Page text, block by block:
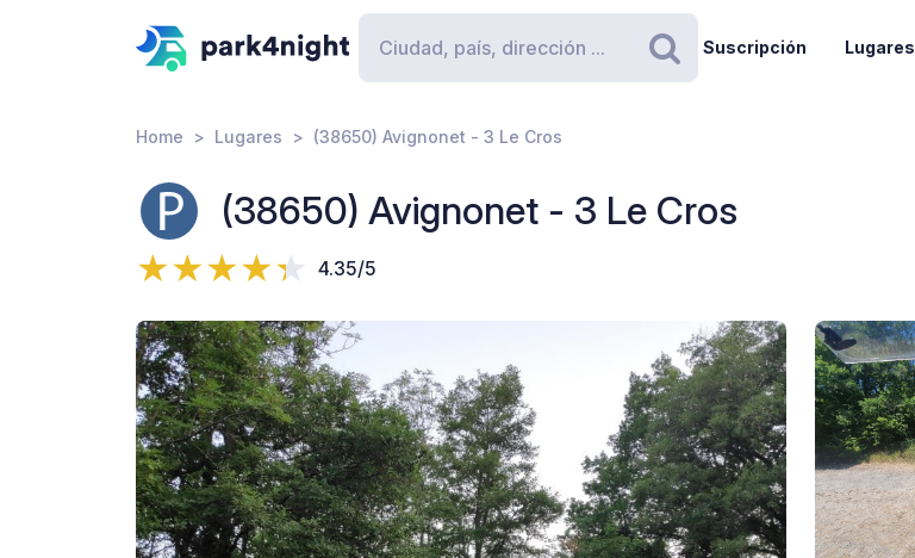
Buscar
Suscripción Lugares
Home Lugares (38650) Avignonet - 3 Le Cros
(38650) Avignonet - 3 Le Cros
4.35/5